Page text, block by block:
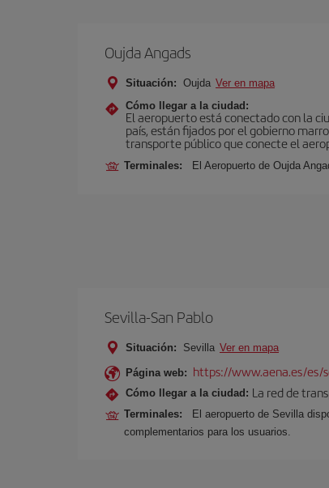
Oujda Angads
Situación: Oujda Ver en mapa
Cómo llegar a la ciudad:
El aeropuerto está conectado con la
país, están fijados por el gobierno
transporte público que conecte el
Terminales: El Aeropuerto de Oujda
Sevilla-San Pablo
Situación: Sevilla Ver en mapa
Página web: https://www.aena.es/es/
Cómo llegar a la ciudad: La red de
Terminales:
El aeropuerto de Sevilla
complementarios para los usuarios.